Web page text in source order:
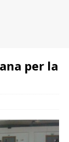
per la